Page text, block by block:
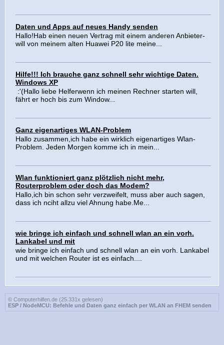
Daten und Apps auf neues Handy senden
Hallo!Hab einen neuen Vertrag mit einem anderen Anbieter-
will von meinem alten Huawei P20 lite meine...
Hilfe!!! Ich brauche ganz schnell sehr wichtige Daten.
Windows XP
:'(Hallo liebe Helferwenn ich meinen Rechner starten will,
fährt er hoch bis zum Window...
Ganz eigenartiges WLAN-Problem
Hallo zusammen,ich habe ein wirklich eigenartiges Wlan-
Problem. Jeden Morgen komme ich in mein...
Wlan funktioniert ganz plötzlich nicht mehr,
Routerproblem oder doch das Modem?
Hallo,ich bin schon sehr verzweifelt, muss aber auch sagen,
dass ich nciht allzu viel Ahnung habe.Me...
wie bringe ich einfach und schnell wlan an ein vorh.
Lankabel und mit
wie bringe ich einfach und schnell wlan an ein vorh. Lankabel
und mit welchen Router ist es einfach....
© Computerhilfen.de (25.331x gelesen)
ESP / NodeMCU: Befehle und Daten ganz einfach per WLAN an FHEM senden